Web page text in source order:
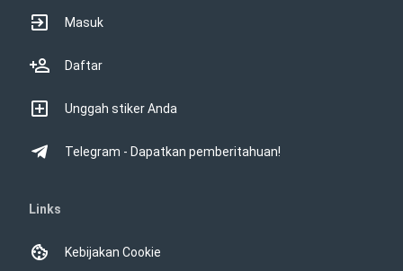
Masuk
Daftar
Unggah stiker Anda
Telegram - Dapatkan pemberitahuan!
Links
Kebijakan Cookie